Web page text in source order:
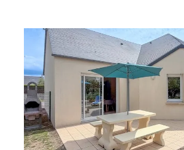
BARNEVILLE CARTERET 50
58 m2, 3 pièces
Ref : 2126
Maison à vendre
232 000 €
Découvrez cette charmante petite